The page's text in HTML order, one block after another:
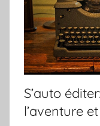
S’auto
l’aventure